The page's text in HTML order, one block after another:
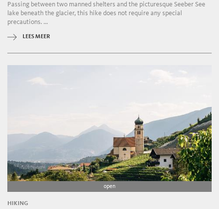
Passing between two manned shelters and the picturesque Seeber See
lake beneath the glacier, this hike does not require any special
precautions. ...
LEES MEER
open
HIKING